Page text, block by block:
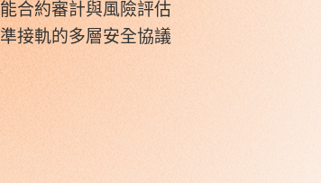
合約審計與風險評估
接軌的多層安全協議